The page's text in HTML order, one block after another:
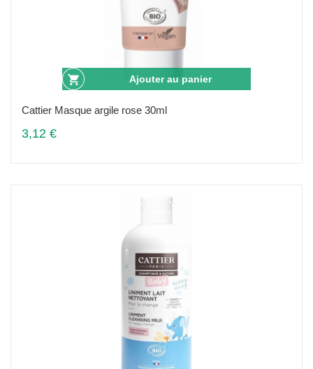
Ajouter au panier
Cattier Masque argile rose 30ml
3,12 €